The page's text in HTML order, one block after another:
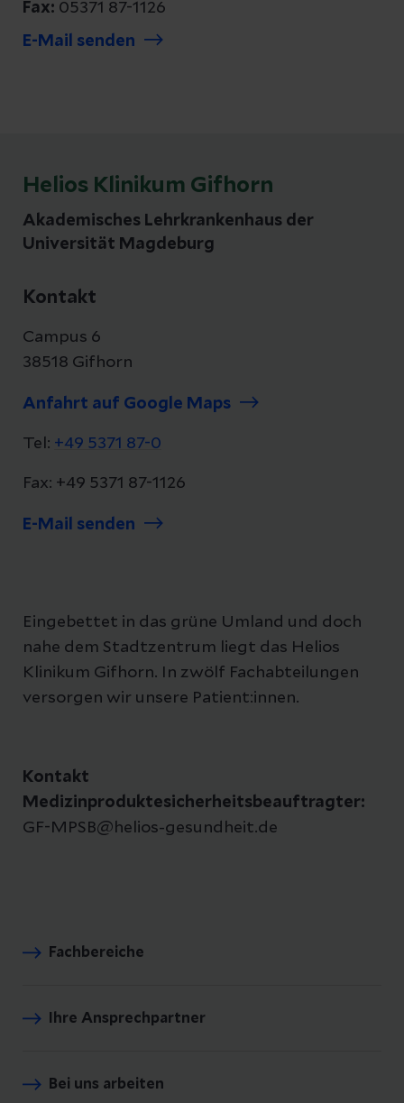
Fax: 05371 87-1126
E-Mail senden
Helios Klinikum Gifhorn
Akademisches Lehrkrankenhaus der
Universität Magdeburg
Kontakt
Campus 6
38518 Gifhorn
Anfahrt auf Google Maps
Tel: +49 5371 87-0
Fax: +49 5371 87-1126
E-Mail senden
Eingebettet in das grüne Umland und doch
nahe dem Stadtzentrum liegt das Helios
Klinikum Gifhorn. In zwölf Fachabteilungen
versorgen wir unsere Patient:innen.
Kontakt
Medizinproduktesicherheitsbeauftragter:
GF-MPSB@helios-gesundheit.de
Fachbereiche
Ihre Ansprechpartner
Bei uns arbeiten